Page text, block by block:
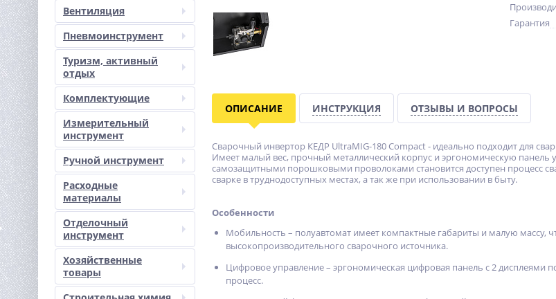
Вентиляция
Пневмоинструмент
Туризм, активный
отдых
Комплектующие
Измерительный
инструмент
Ручной инструмент
Расходные
материалы
Отделочный
инструмент
Хозяйственные
товары
Гарантия
ОПИСАНИЕ ИНСТРУКЦИЯ ОТЗЫВЫ И ВОПРОСЫ
Сварочный инвертор КЕДР UltraMIG-180 Compact - идеально подходит для
Имеет малый вес, прочный металлический корпус и эргономическую панель
самозащитными порошковыми проволоками становится доступен процесс
сварке в труднодоступных местах, а так же при использовании в быту.
Особенности
Мобильность – полуавтомат имеет компактные габариты и малую массу,
высокопроизводительного сварочного источника.
Цифровое управление – эргономическая цифровая панель с 2 дисплеями
процесс.